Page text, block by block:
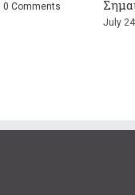
Καβγά;
July 1st,